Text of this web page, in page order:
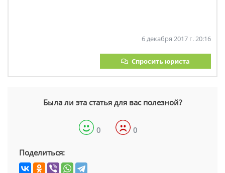
6 декабря 2017 г. 20:16
Спросить юриста
Была ли эта статья для вас полезной?
0 0
Поделиться: